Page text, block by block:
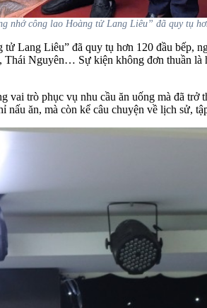
nhớ công lao Hoàng tử Lang Liêu” đã quy tụ
Lang Liêu” đã quy tụ hơn 120 đầu bếp,
Nguyên… Sự kiện không đơn thuần là
trò phục vụ nhu cầu ăn uống mà đã
ăn, mà còn kể câu chuyện về lịch sử,